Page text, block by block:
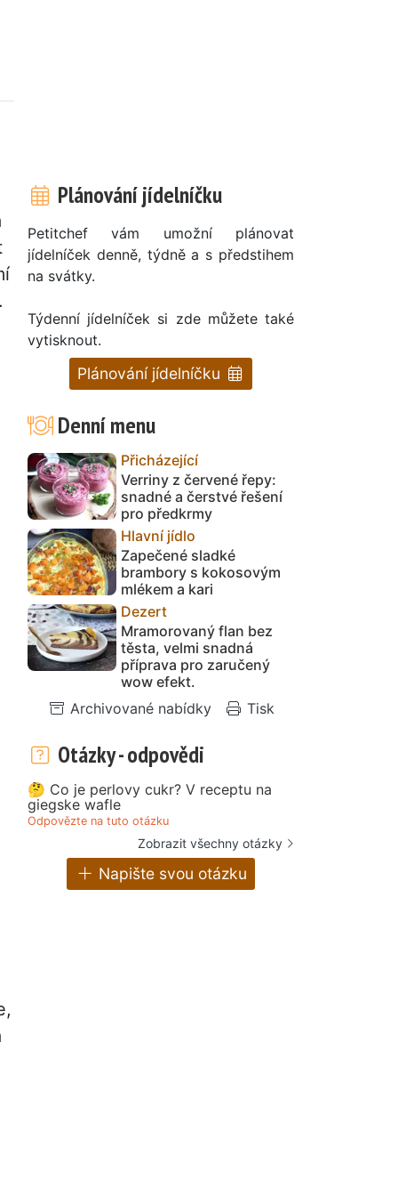
Plánování jídelníčku
Petitchef vám umožní plánovat
jídelníček denně, týdně a s předstihem
na svátky.
Týdenní jídelníček si zde můžete také
vytisknout.
Plánování jídelníčku
Denní menu
Přicházející
Verriny z červené řepy:
snadné a čerstvé řešení
pro předkrmy
Hlavní jídlo
Zapečené sladké
brambory s kokosovým
mlékem a kari
Dezert
Mramorovaný flan bez
těsta, velmi snadná
příprava pro zaručený
wow efekt.
Archivované nabídky
Tisk
Otázky - odpovědi
🤔 Co je perlovy cukr? V receptu na
giegske wafle
Odpovězte na tuto otázku
Zobrazit všechny otázky
Napište svou otázku